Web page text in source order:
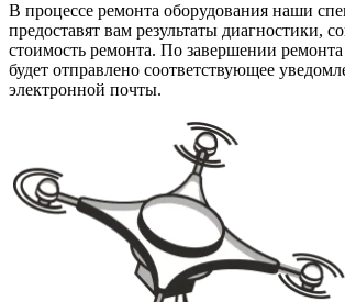
В процессе ремонта оборудования наши
предоставят вам результаты диагностики,
стоимость ремонта. По завершении
будет отправлено соответствующее
электронной почты.